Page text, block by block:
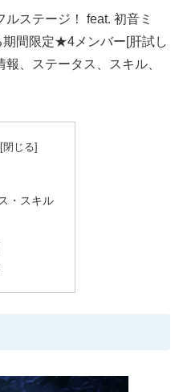
ルステージ！ feat. 初音ミ
期間限定★4メンバー[肝試し
、ステータス、スキル、
・スキル